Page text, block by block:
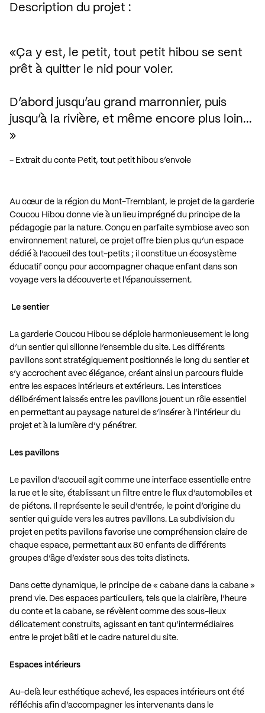
Description du projet :
Ça y est, le petit, tout petit hibou se sent
prêt à quitter le nid pour voler.
D’abord jusqu’au grand marronnier, puis
- Extrait du conte Petit, tout petit hibou s’envole
Au cœur de la région du Mont-Tremblant, le projet de la garderie
Coucou Hibou donne vie à un lieu imprégné du principe de la
pédagogie par la nature. Conçu en parfaite symbiose avec son
environnement naturel, ce projet offre bien plus qu’un espace
dédié à l’accueil des tout-petits ; il constitue un écosystème
éducatif conçu pour accompagner chaque enfant dans son
voyage vers la découverte et l’épanouissement.
Le sentier
La garderie Coucou Hibou se déploie harmonieusement le long
d’un sentier qui sillonne l’ensemble du site. Les différents
pavillons sont stratégiquement positionnés le long du sentier et
s’y accrochent avec élégance, créant ainsi un parcours fluide
entre les espaces intérieurs et extérieurs. Les interstices
délibérément laissés entre les pavillons jouent un rôle essentiel
en permettant au paysage naturel de s’insérer à l’intérieur du
projet et à la lumière d’y pénétrer.
Les pavillons
Le pavillon d’accueil agit comme une interface essentielle entre
la rue et le site, établissant un filtre entre le flux d’automobiles et
de piétons. Il représente le seuil d’entrée, le point d’origine du
sentier qui guide vers les autres pavillons. La subdivision du
projet en petits pavillons favorise une compréhension claire de
chaque espace, permettant aux 80 enfants de différents
groupes d’âge d’exister sous des toits distincts.
Dans cette dynamique, le principe de « cabane dans la cabane »
prend vie. Des espaces particuliers, tels que la clairière, l’heure
du conte et la cabane, se révèlent comme des sous-lieux
délicatement construits, agissant en tant qu’intermédiaires
entre le projet bâti et le cadre naturel du site.
Espaces intérieurs
Au-delà leur esthétique achevé, les espaces intérieurs ont été
réfléchis afin d’accompagner les intervenants dans le